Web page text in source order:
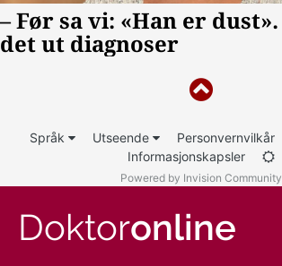
Språk Utseende Personvernvilkår
Informasjonskapsler
Powered by Invision Community
Doktoronline